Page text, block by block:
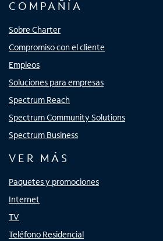
COMPAÑÍA
Sobre Charter
Compromiso con el cliente
Empleos
Soluciones para empresas
Spectrum Reach
Spectrum Community Solutions
Spectrum Business
VER MÁS
Paquetes y promociones
Internet
TV
Teléfono Residencial